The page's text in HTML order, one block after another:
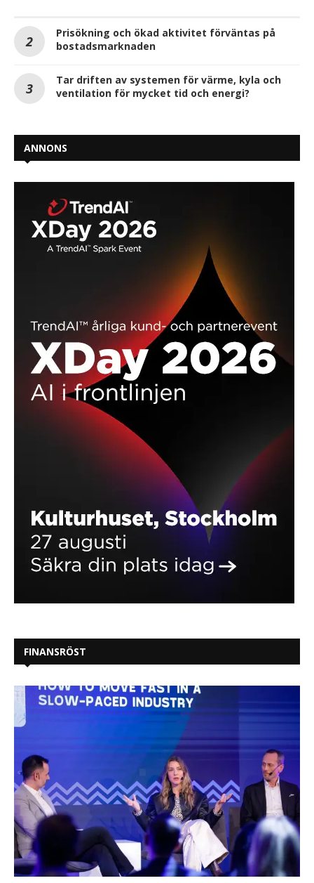
Prisökning och ökad aktivitet förväntas på
bostadsmarknaden
Tar driften av systemen för värme, kyla och
ventilation för mycket tid och energi?
ANNONS
FINANSRÖST